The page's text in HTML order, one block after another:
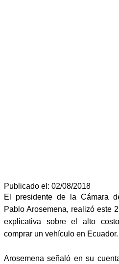
Publicado el: 02/08/2018
El presidente de la Cámara
Pablo Arosemena, realizó este
explicativa sobre el alto
comprar un vehículo en Ecuador.
Arosemena señaló en su